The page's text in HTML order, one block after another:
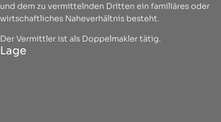
und dem zu vermittelnden Dritten ein familiäres oder
wirtschaftliches Naheverhältnis besteht.
Der Vermittler ist als Doppelmakler tätig.
Lage